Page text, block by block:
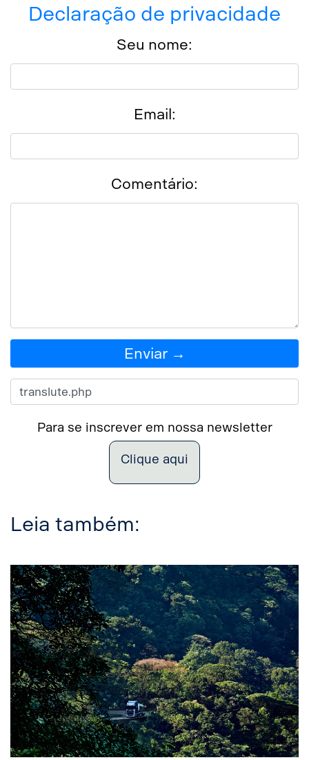
Declaração de privacidade
Seu nome:
Email:
Comentário:
Enviar →
Para se inscrever em nossa newsletter
Clique aqui
Leia também: